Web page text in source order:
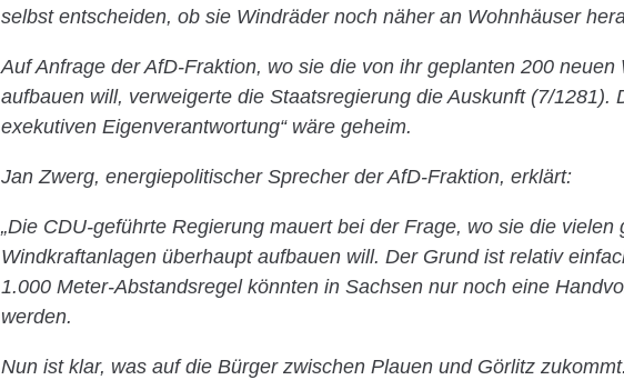
selbst entscheiden, ob sie Windräder noch näher an Wohnhäuser
Auf Anfrage der AfD-Fraktion, wo sie die von ihr geplanten 200
aufbauen will, verweigerte die Staatsregierung die Auskunft (7/1281).
exekutiven Eigenverantwortung“ wäre geheim.
Jan Zwerg, energiepolitischer Sprecher der AfD-Fraktion, erklärt:
„Die CDU-geführte Regierung mauert bei der Frage, wo sie die vielen
Windkraftanlagen überhaupt aufbauen will. Der Grund ist relativ
1.000 Meter-Abstandsregel könnten in Sachsen nur noch eine
werden.
Nun ist klar, was auf die Bürger zwischen Plauen und Görlitz